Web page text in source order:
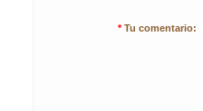
* Tu comentario: